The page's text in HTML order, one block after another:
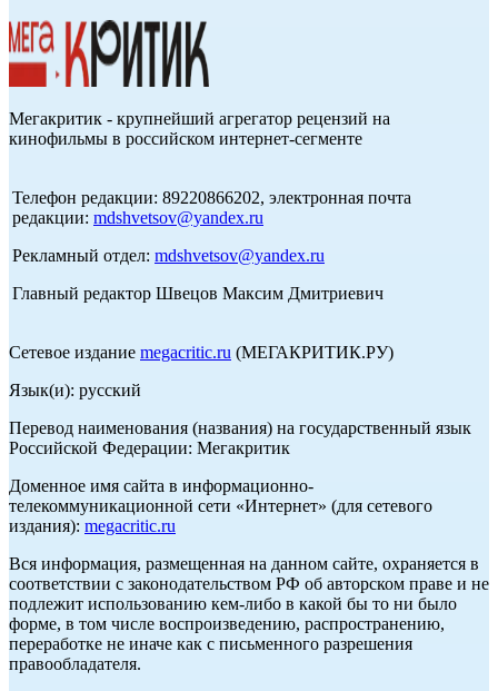
Мегакритик - крупнейший агрегатор рецензий на
кинофильмы в российском интернет-сегменте
Телефон редакции: 89220866202, электронная почта
редакции: mdshvetsov@yandex.ru
Рекламный отдел: mdshvetsov@yandex.ru
Главный редактор Швецов Максим Дмитриевич
Сетевое издание megacritic.ru (МЕГАКРИТИК.РУ)
Язык(и): русский
Перевод наименования (названия) на государственный язык
Российской Федерации: Мегакритик
Доменное имя сайта в информационно-
телекоммуникационной сети «Интернет» (для сетевого
издания): megacritic.ru
Вся информация, размещенная на данном сайте, охраняется в
соответствии с законодательством РФ об авторском праве и не
подлежит использованию кем-либо в какой бы то ни было
форме, в том числе воспроизведению, распространению,
переработке не иначе как с письменного разрешения
правообладателя.